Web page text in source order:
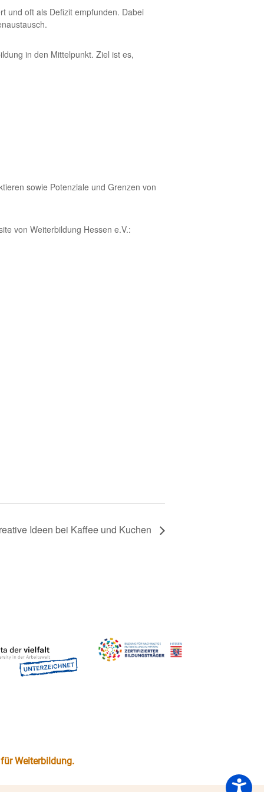
und oft als Defizit empfunden. Dabei
in den Mittelpunkt. Ziel ist es,
sowie Potenziale und Grenzen von
von Weiterbildung Hessen e.V.:
Ideen bei Kaffee und Kuchen
Weiterbildung.